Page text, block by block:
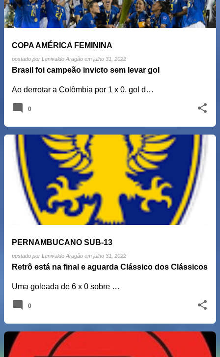
COPA AMÉRICA FEMININA
postado por Lenivaldo Aragão em julho 31, 2022
Brasil foi campeão invicto sem levar gol
Ao derrotar a Colômbia por 1 x 0, gol d…
0
PERNAMBUCANO SUB-13
postado por Lenivaldo Aragão em julho 31, 2022
Retrô está na final e aguarda Clássico dos Clássicos
Uma goleada de 6 x 0 sobre …
0